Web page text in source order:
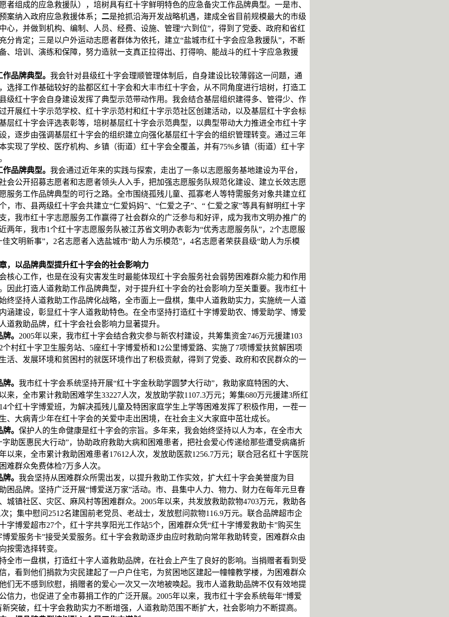
者组成的应急救援队），培树具有红十字鲜明特色的应急备灾工作品牌典型。一是市、
案纳入政府应急救援体系； 二是抢抓沿海开发战略机遇，建成全省目前规模最大的市级
心，并做到机构、编制、人员、经费、设施、管理“六到位”，得到了党委、政府和省红
分肯定；三是以户外运动志愿者群体为依托，建立“盐城市红十字会应急救援队”，不断
、培训、演练和保障，努力造就一支真正拉得出、打得响、能战斗的红十字应急救援
品牌典型。 我会针对县级红十字会理顺管理体制后，自身建设比较薄弱这一问题，通
选择工作基础较好的盐都区红十字会和大丰市红十字会，从不同角度进行培树，打造工
级红十字会自身建设发挥了典型示范带动作用。我会结合基层组织建得多、管得少、作
开展红十字示范学校、红十字示范村和红十字示范社区创建活动，以及基层红十字会标
层红十字会评选表彰等，培树基层红十字会示范典型，以典型带动大力推进全市红十字
，逐步由强调基层红十字会的组织建立向强化基层红十字会的组织管理转变。通过三年
实现了学校、医疗机构、乡镇（街道）红十字会全覆盖，并有75%乡镇（街道）红十字
品牌典型。 我会通过近年来的实践与探索，走出了一条以志愿服务基地建设为平台，
会公开招募志愿者和志愿者领头人入手，把加强志愿服务队规范化建设、建立长效志愿
服务工作品牌典型的可行之路。全市围绕孤残儿童、孤寡老人等特需服务对象共建立红
，市、县两级红十字会共建立“仁爱妈妈”、“仁爱之子”、“ 仁爱之家”等具有鲜明红十字
，我市红十字志愿服务工作赢得了社会群众的广泛参与和好评，成为我市文明办推广的
两年，我市1个红十字志愿服务队被江苏省文明办表彰为“优秀志愿服务队”，2个志愿服
文明新事”，2名志愿者入选盐城市“助人为乐模范”，4名志愿者荣获县级“助人为乐模
，以品牌典型提升红十字会的社会影响力
核心工作，也是在没有灾害发生时最能体现红十字会服务社会弱势困难群众能力和作用
因此打造人道救助工作品牌典型，对于提升红十字会的社会影响力至关重要。我市红十
终坚持人道救助工作品牌化战略，全市面上一盘棋，集中人道救助实力，实施统一人道
涵建设，彰显红十字人道救助特色。在全市坚持打造红十字博爱助农、博爱助学、博爱
道救助品牌，红十字会社会影响力显著提升。
。 2005年以来，我市红十字会结合救灾参与新农村建设，共筹集资金746万元援建103
个村红十字卫生服务站、5座红十字博爱桥和12公里博爱路、实施了7项博爱扶贫解困项
活、发展环境和贫困村的就医环境作出了积极贡献，得到了党委、政府和农民群众的一
。 我市红十字会系统坚持开展“红十字金秋助学圆梦大行动”，救助家庭特困的大、
来，全市累计救助困难学生33227人次，发放助学款1107.3万元；筹集680万元援建3所红
个红十字博爱班，为解决孤残儿童及特困家庭学生上学等困难发挥了积极作用，一茬一
、大病青少年在红十字会的关爱中走出困境，在社会主义大家庭中茁壮成长。
。 保护人的生命健康是红十字会的宗旨。多年来，我会始终坚持以人为本，在全市大
字助医惠民大行动”，协助政府救助大病和困难患者，把社会爱心传递给那些遭受病痛折
以来，全市累计救助困难患者17612人次，发放助医款1256.7万元；联合冠名红十字医院
难群众免费体检7万多人次。
。 我会坚持从困难群众所需出发，以提升救助工作实效，扩大红十字会美誉度为目
困品牌。坚持广泛开展“博爱送万家”活动。市、县集中人力、物力、财力在每年元旦春
城镇社区、灾区、麻风村等困难群众。2005年以来，共发放救助款物4703万元，救助各
；集中慰问2512名建国前老党员、老战士，发放慰问款物116.9万元。联合品牌超市企
字博爱超市27个，红十字共享阳光工作站5个，困难群众凭“红十字博爱救助卡”购买生
爱服务卡”接受关爱服务。红十字会救助逐步由应时救助向常年救助转变，困难群众由
按需选择转变。
全市一盘棋，打造红十字人道救助品牌，在社会上产生了良好的影响。当捐赠者看到受
，看到他们捐款为灾民建起了一户户住宅，为贫困地区建起一幢幢教学楼，为困难群众
们无不感到欣慰，捐赠者的爱心一次又一次地被唤起。我市人道救助品牌不仅有效地提
信力，也促进了全市募捐工作的广泛开展。2005年以来，我市红十字会系统每年“博爱
突破，红十字会救助实力不断增强，人道救助范围不断扩大，社会影响力不断提高。